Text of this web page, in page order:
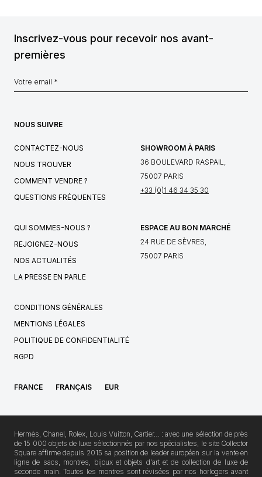
Inscrivez-vous pour recevoir nos avant-
premières
NOUS SUIVRE
CONTACTEZ-NOUS
NOUS TROUVER
COMMENT VENDRE ?
QUESTIONS FRÉQUENTES
SHOWROOM À PARIS
36 BOULEVARD RASPAIL,
75007 PARIS
+33 (0)1 46 34 35 30
QUI SOMMES-NOUS ?
REJOIGNEZ-NOUS
NOS ACTUALITÉS
LA PRESSE EN PARLE
ESPACE AU BON MARCHÉ
24 RUE DE SÈVRES,
75007 PARIS
CONDITIONS GÉNÉRALES
MENTIONS LÉGALES
POLITIQUE DE CONFIDENTIALITÉ
RGPD
FRANCE FRANÇAIS EUR
Hermès, Chanel, Rolex, Louis Vuitton, Cartier… : avec une sélection de près
de 15 000 objets de luxe sélectionnés par nos spécialistes, le site Collector
Square affirme depuis 2015 sa position de leader européen sur la vente en
ligne de sacs, montres, bijoux et objets d'art et de collection de luxe de
seconde main. Toutes les montres sont révisées par nos horlogers avant